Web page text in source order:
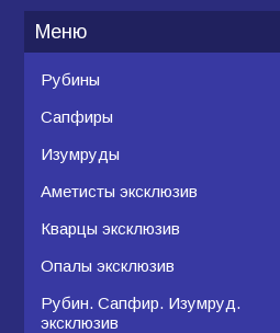
Рубины
Сапфиры
Изумруды
Аметисты эксклюзив
Кварцы эксклюзив
Опалы эксклюзив
Рубин. Сапфир. Изумруд.
эксклюзив